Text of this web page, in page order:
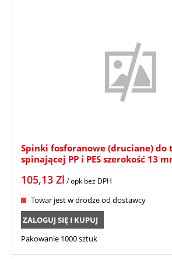
Spinki fosforanowe (druciane) do
spinającej PP i PES szerokość 13
105,13 Zl / opk bez DPH
Towar jest w drodze od dostawcy
ZALOGUJ SIĘ I KUPUJ
Pakowanie 1000 sztuk